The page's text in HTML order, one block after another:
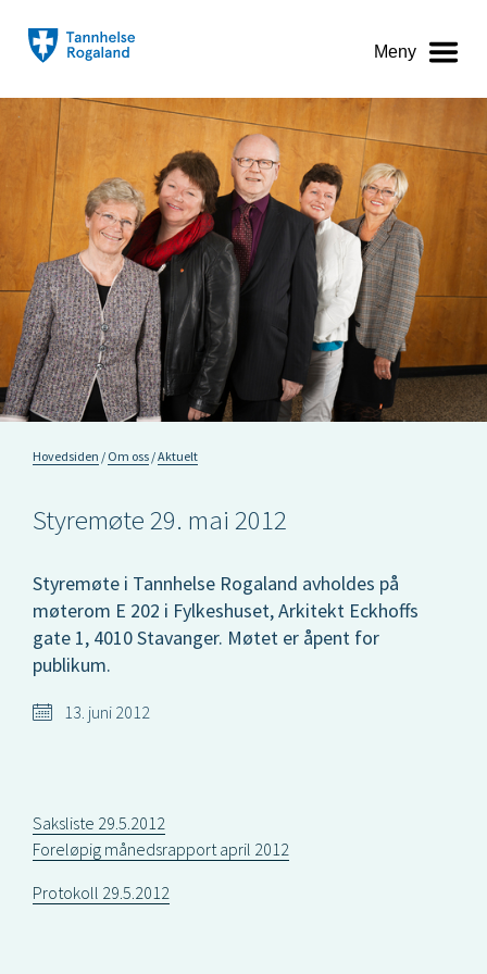
Meny
Hovedsiden Om oss Aktuelt
Styremøte 29. mai 2012
Styremøte i Tannhelse Rogaland avholdes på
møterom E 202 i Fylkeshuset, Arkitekt Eckhoffs
gate 1, 4010 Stavanger. Møtet er åpent for
publikum.
13. juni 2012
Saksliste 29.5.2012
Foreløpig månedsrapport april 2012
Protokoll 29.5.2012